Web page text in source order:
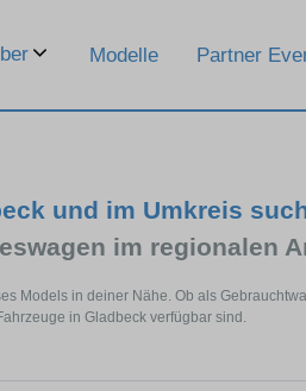
Modelle Partner
und im Umkreis
im regionalen
Models in deiner Nähe. Ob als
in Gladbeck verfügbar sind.